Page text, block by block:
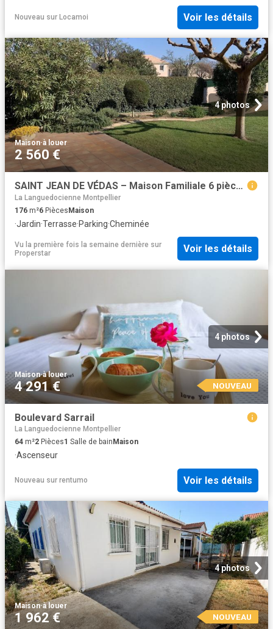
Nouveau sur Locamoi Voir les détails
4 photos
Maison·à louer
2 560 €
SAINT JEAN DE VÉDAS – Maison Familiale 6 pièces – 176,79 m²
La Languedocienne Montpellier
176 m²6 PiècesMaison
·Jardin·Terrasse·Parking·Cheminée
Vu la première fois la semaine dernière sur
Properstar
Voir les détails
4 photos
Maison·à louer
4 291 € NOUVEAU
Boulevard Sarrail
La Languedocienne Montpellier
64 m²2 Pièces1 Salle de bain Maison
·Ascenseur
Nouveau sur rentumo Voir les détails
4 photos
Maison·à louer
1 962 € NOUVEAU